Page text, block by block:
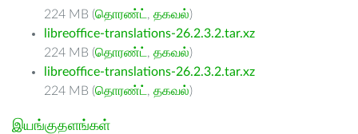
224 MB (தொரண்ட் , தகவல்)
libreoffice-translations-26.2.3.2.tar.xz
224 MB (தொரண்ட் , தகவல்)
libreoffice-translations-26.2.3.2.tar.xz
224 MB (தொரண்ட் , தகவல்)
இயங்குதளங்கள்